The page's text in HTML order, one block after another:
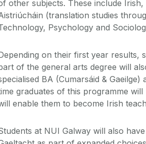
other subjects. These include
(translation studies
Psychology and
on their first year results,
of the general arts degree will
BA (Cumarsáid &
graduates of this programme
enable them to become Irish
at NUI Galway will also